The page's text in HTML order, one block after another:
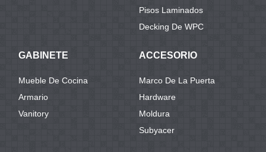
Pisos Laminados
Decking De WPC
GABINETE
Mueble De Cocina
Armario
Vanitory
ACCESORIO
Marco De La Puerta
Hardware
Moldura
Subyacer